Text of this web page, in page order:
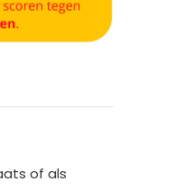
of als